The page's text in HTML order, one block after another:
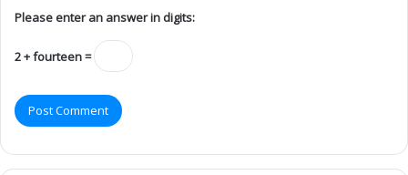
Please enter an answer in digits:
2 + fourteen =